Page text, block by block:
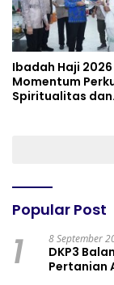
Ibadah Haji
Momentum
Spiritualitas dan
Popular Post
1 8 September
DKP3
Pertanian